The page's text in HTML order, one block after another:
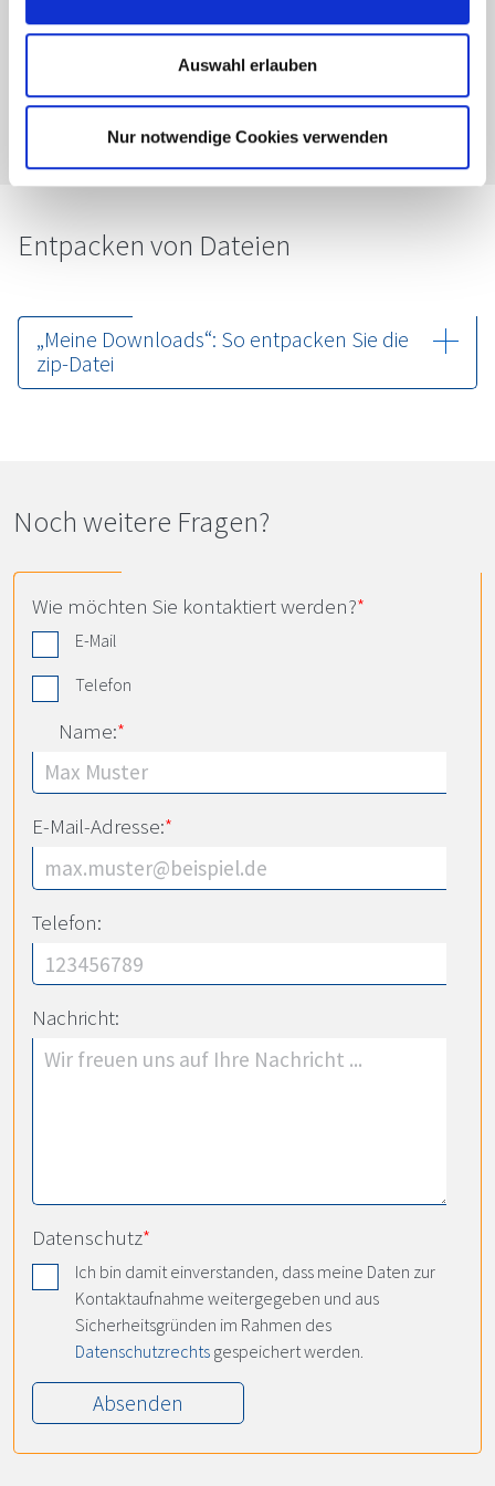
Auswahl erlauben
Nur notwendige Cookies verwenden
Entpacken von Dateien
„Meine Downloads“: So entpacken Sie die
zip-Datei
Noch weitere Fragen?
Wie möchten Sie kontaktiert werden?*
E-Mail
Telefon
Name:*
E-Mail-Adresse:*
Telefon:
Nachricht:
Datenschutz*
Ich bin damit einverstanden, dass meine Daten zur
Kontaktaufnahme weitergegeben und aus
Sicherheitsgründen im Rahmen des
Datenschutzrechtsgespeichert werden.